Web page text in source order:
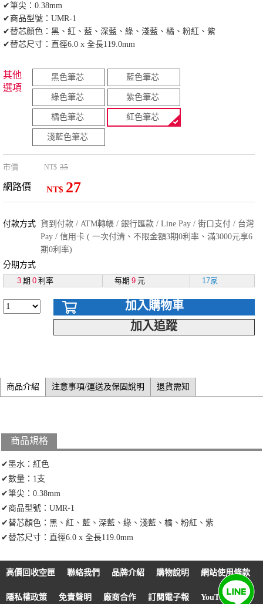
✔筆尖：0.38mm
✔商品型號：UMR-1
✔替芯顏色：黑、紅、藍、深藍、綠、淺藍、橘、粉紅、紫
✔替芯尺寸：直徑6.0 x 全長119.0mm
其他
選項
黑色筆芯 藍色筆芯
綠色筆芯 紫色筆芯
橘色筆芯 紅色筆芯
淺藍色筆芯
市價 NT$ 35
網路價 NT$ 27
付款方式 貨到付款 / ATM轉帳 / 銀行匯款 / Line Pay / 街口支付 / 台灣
Pay / 信用卡 ( 一次付清、不限金額3期0利率、滿3000元享6
期0利率)
分期方式
3 期 0 利率 每期 9 元 17家
加入購物車
加入追蹤
商品介紹 注意事項/運送及保固說明 退貨需知
商品規格
✔墨水：紅色
✔數量：1支
✔筆尖：0.38mm
✔商品型號：UMR-1
✔替芯顏色：黑、紅、藍、深藍、綠、淺藍、橘、粉紅、紫
✔替芯尺寸：直徑6.0 x 全長119.0mm
高價回收空匣 聯絡我們 品牌介紹 購物說明 網站使用條款
隱私權政策 免責聲明 廠商合作 訂閱電子報 YouTube